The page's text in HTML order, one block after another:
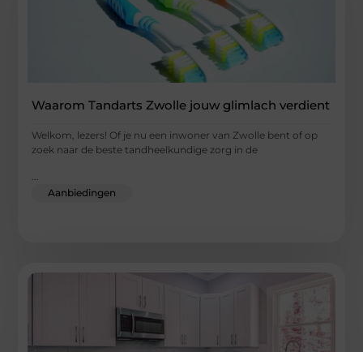
Waarom Tandarts Zwolle jouw glimlach verdient
Welkom, lezers! Of je nu een inwoner van Zwolle bent of op
zoek naar de beste tandheelkundige zorg in de
Aanbiedingen